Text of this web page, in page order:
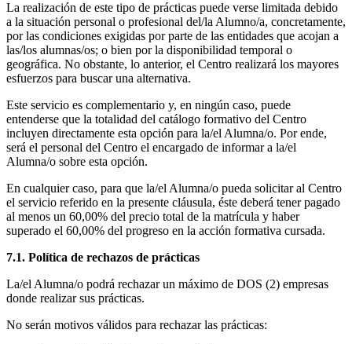
La realización de este tipo de prácticas puede verse limitada debido
a la situación personal o profesional del/la Alumno/a, concretamente,
por las condiciones exigidas por parte de las entidades que acojan a
las/los alumnas/os; o bien por la disponibilidad temporal o
geográfica. No obstante, lo anterior, el Centro realizará los mayores
esfuerzos para buscar una alternativa.
Este servicio es complementario y, en ningún caso, puede
entenderse que la totalidad del catálogo formativo del Centro
incluyen directamente esta opción para la/el Alumna/o. Por ende,
será el personal del Centro el encargado de informar a la/el
Alumna/o sobre esta opción.
En cualquier caso, para que la/el Alumna/o pueda solicitar al Centro
el servicio referido en la presente cláusula, éste deberá tener pagado
al menos un 60,00% del precio total de la matrícula y haber
superado el 60,00% del progreso en la acción formativa cursada.
7.1. Política de rechazos de prácticas
La/el Alumna/o podrá rechazar un máximo de DOS (2) empresas
donde realizar sus prácticas.
No serán motivos válidos para rechazar las prácticas: